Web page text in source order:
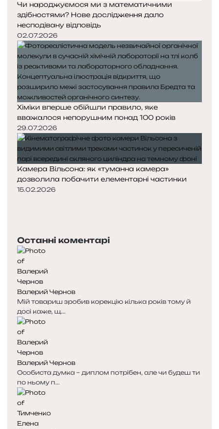
Чи народжуємося ми з математичними
здібностями? Нове дослідження дало
несподівану відповідь
02.07.2026
Хіміки вперше обійшли правило, яке
вважалося непорушним понад 100 років
29.07.2026
Камера Вільсона: як «туманна камера»
дозволила побачити елементарні частинки
15.02.2026
Останні коментарі
Валерий Чернов
Мій товариш зробив корекцію кілька років тому й
досі каже, щ...
Валерий Чернов
Особиста думка – диплом потрібен, але чи будеш ти
по ньому п...